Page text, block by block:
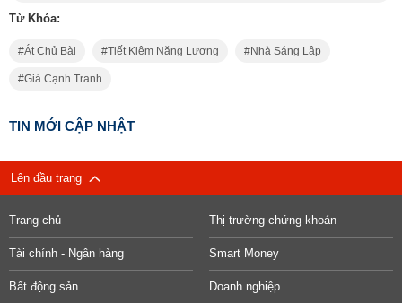
Từ Khóa:
Át Chủ Bài Tiết Kiệm Năng Lượng Nhà Sáng Lập
Giá Cạnh Tranh
TIN MỚI CẬP NHẬT
Lên đầu trang
Trang chủ Thị trường chứng khoán
Tài chính - Ngân hàng Smart Money
Bất động sản Doanh nghiệp